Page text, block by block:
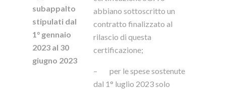
subappalto
stipulati dal
1° gennaio
2023 al 30
giugno 2023
abbiano sottoscritto un
contratto finalizzato al
rilascio di questa
certificazione;
– per le spese sostenute
dal 1° luglio 2023 solo